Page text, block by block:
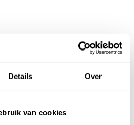
Details Over
van cookies